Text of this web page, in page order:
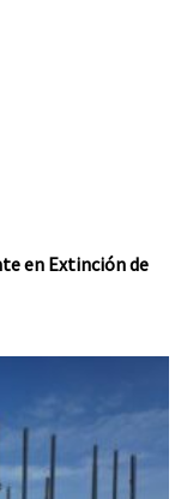
en Extinción de